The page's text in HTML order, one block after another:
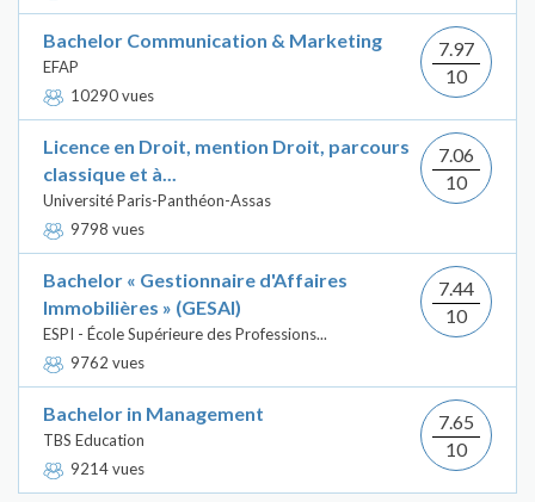
Bachelor Communication & Marketing
EFAP
10290 vues
7.97
10
Licence en Droit, mention Droit, parcours
classique et à...
Université Paris-Panthéon-Assas
9798 vues
7.06
10
Bachelor « Gestionnaire d'Affaires
Immobilières » (GESAI)
ESPI - École Supérieure des Professions...
9762 vues
7.44
10
Bachelor in Management
TBS Education
9214 vues
7.65
10